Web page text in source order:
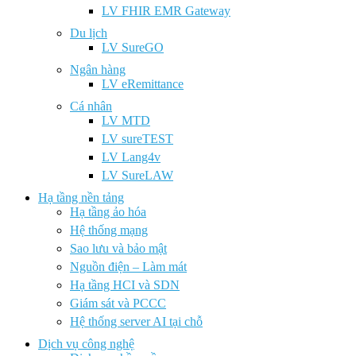
LV FHIR EMR Gateway
Du lịch
LV SureGO
Ngân hàng
LV eRemittance
Cá nhân
LV MTD
LV sureTEST
LV Lang4v
LV SureLAW
Hạ tầng nền tảng
Hạ tầng ảo hóa
Hệ thống mạng
Sao lưu và bảo mật
Nguồn điện – Làm mát
Hạ tầng HCI và SDN
Giám sát và PCCC
Hệ thống server AI tại chỗ
Dịch vụ công nghệ